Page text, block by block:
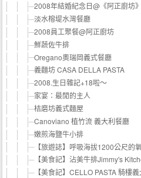
2008年結婚紀念日@《阿正廚坊》
淡水榕堤水灣餐廳
2008員工聚餐@阿正廚坊
鮮蔬佐牛排
Oregano奧瑞岡義式餐廳
義麵坊 CASA DELLA PASTA
2008.生日雜記+18啦～
家宴：最閒的主人
桔磨坊義式麵屋
Canoviano 植竹流 義大利餐廳
嫩煎海鹽牛小排
【旅遊誌】呼吸海拔1200公尺
【美食記】沾美牛排Jimmy's
【美食記】CELLO PASTA 騎樓